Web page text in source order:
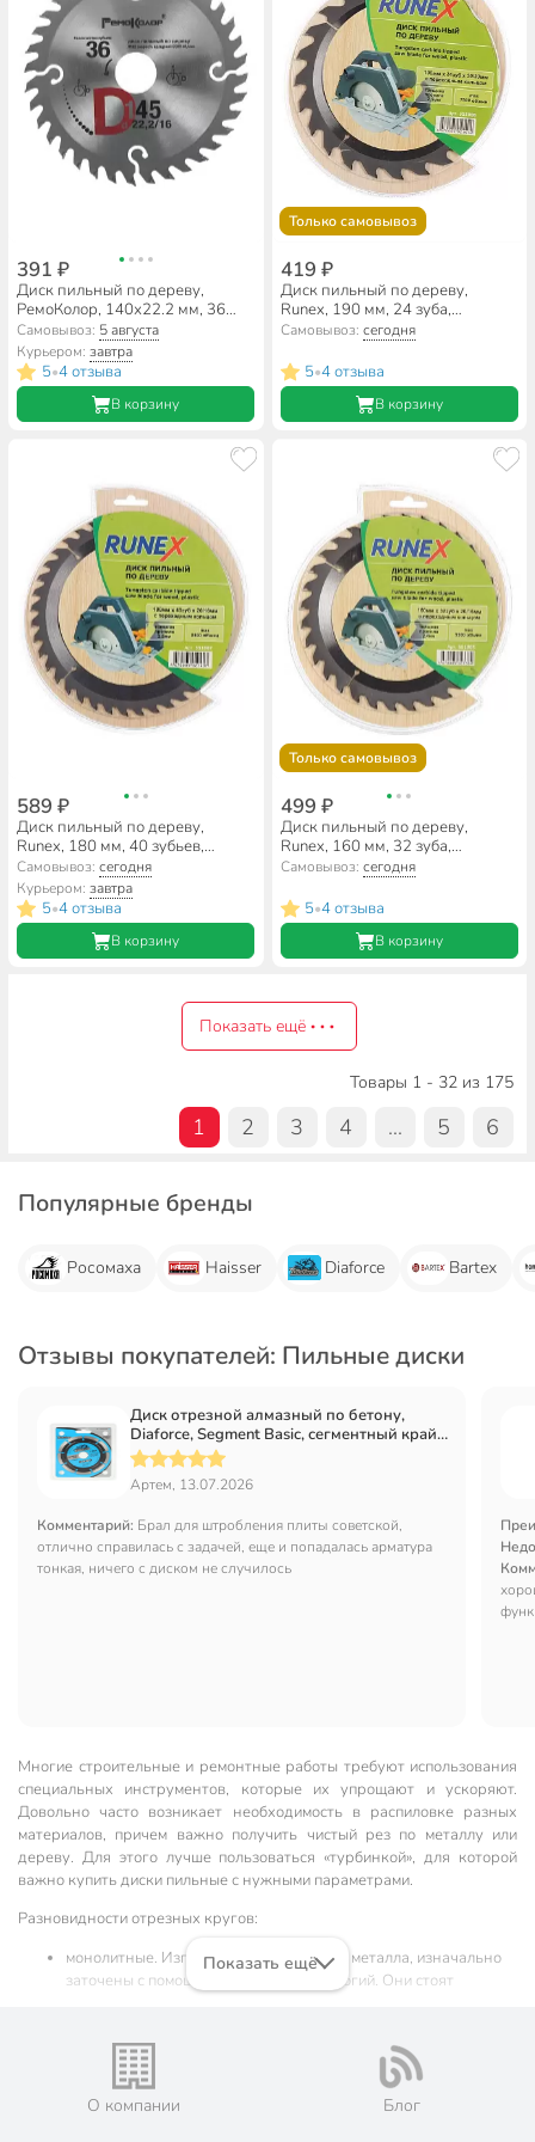
391 ₽
Диск пильный по дереву,
РемоКолор, 140х22.2 мм, 36
зубьев, + кольцо 16 мм, 74-1-
140/141
Самовывоз: 5 августа
Курьером:завтра
5•4 отзыва
В корзину
Только самовывоз
419 ₽
Диск пильный по дереву,
Runex, 190 мм, 24 зуба,
посадочный диаметр 30/20 мм,
Самовывоз: сегодня
5•4 отзыва
В корзину
589 ₽
Диск пильный по дереву,
Runex, 180 мм, 40 зубьев,
посадочный диаметр 20/16 мм,
551007
Самовывоз:сегодня
Курьером:завтра
5•4 отзыва
В корзину
Только самовывоз
499 ₽
Диск пильный по дереву,
Runex, 160 мм, 32 зуба,
посадочный диаметр 20/16 мм,
Самовывоз: сегодня
5•4 отзыва
В корзину
Показать ещё
Товары 1 - 32 из 175
1 2 3 4 ... 5 6
Популярные бренды
Росомаха Haisser Diaforce Bartex
Отзывы покупателей: Пильные диски
Диск отрезной алмазный по бетону,
Diaforce, Segment Basic, сегментный край,
125х22.23х1.9 мм, сухой рез, 510125
Артем, 13.07.2026
Комментарий: Брал для штробления плиты советской,
отлично справилась с задачей, еще и попадалась арматура
тонкая, ничего с диском не случилось
Многие строительные и ремонтные работы требуют использования
специальных инструментов, которые их упрощают и ускоряют.
Довольно часто возникает необходимость в распиловке разных
материалов, причем важно получить чистый рез по металлу или
дереву. Для этого лучше пользоваться «турбинкой», для которой
важно купить диски пильные с нужными параметрами.
Разновидности отрезных кругов:
монолитные. Изготовлены из цельного металла, изначально
заточены с помощью лазерных технологий. Они стоят
тупятся;
твердосплавные. Для сердцевины используется
легированная сталь, режущий край состоит из титана или
Показать ещё
О компании Блог